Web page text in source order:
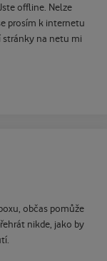
offline. Nelze
prosím k internetu
stránky na netu mi
občas pomůže
nikde, jako by